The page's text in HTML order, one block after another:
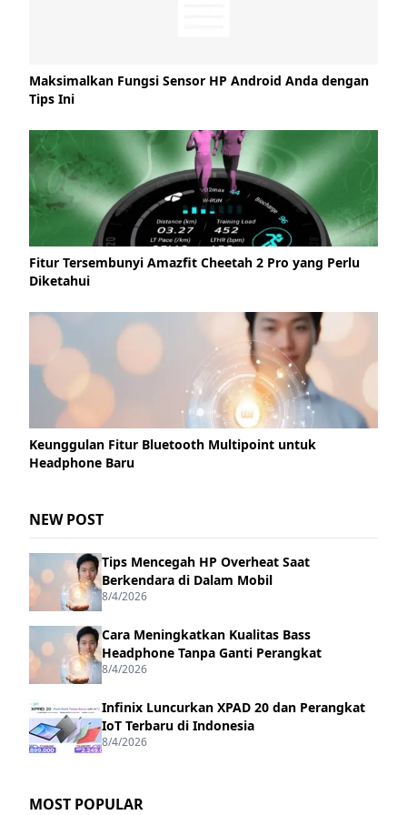
Maksimalkan Fungsi Sensor HP Android Anda dengan
Tips Ini
Fitur Tersembunyi Amazfit Cheetah 2 Pro yang Perlu
Diketahui
Keunggulan Fitur Bluetooth Multipoint untuk
Headphone Baru
NEW POST
Tips Mencegah HP Overheat Saat
Berkendara di Dalam Mobil
8/4/2026
Cara Meningkatkan Kualitas Bass
Headphone Tanpa Ganti Perangkat
8/4/2026
Infinix Luncurkan XPAD 20 dan Perangkat
IoT Terbaru di Indonesia
8/4/2026
MOST POPULAR